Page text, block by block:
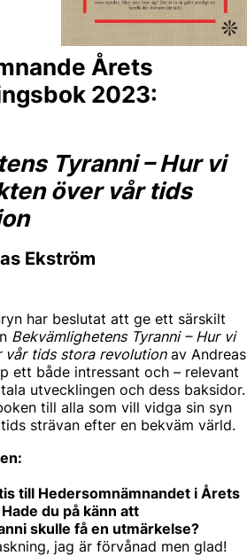
Årets
2023:
Tyranni – Hur vi
över vår tids
Ekström
har beslutat att ge ett särskilt
Bekvämlighetens Tyranni – Hur vi
vår tids stora revolutionav Andreas
ett både intressant och – relevant
utvecklingen och dess baksidor.
till alla som vill vidga sin syn
strävan efter en bekväm värld.
till Hedersomnämnandet i Årets
du på känn att
skulle få en utmärkelse?
jag är förvånad men glad!